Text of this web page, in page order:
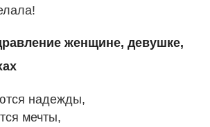
женщине, девушке,
надежды,
мечты,